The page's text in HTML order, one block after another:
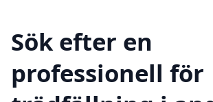
Sök efter en
professionell för